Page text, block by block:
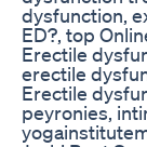
dysfunction,
ED?, top
Erectile
erectile
Erectile
peyronies,